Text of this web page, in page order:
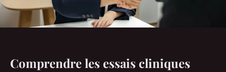
Comprendre les essais cliniques